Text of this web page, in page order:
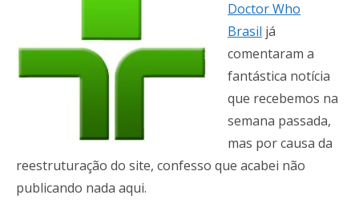
Doctor Who
Brasil já
comentaram a
fantástica notícia
que recebemos na
semana passada,
mas por causa da
reestruturação do site, confesso que acabei não
publicando nada aqui.